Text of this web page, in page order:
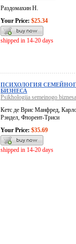
Раздомахин Н.
Your Price: $25.34
shipped in 14-20 days
ПСИХОЛОГИЯ
БИЗНЕСА
Psikhologiia semeinogo biznesa
Кетс де Врис Манфред,
Рэндел, Флорент-Триси
Your Price: $35.69
shipped in 14-20 days